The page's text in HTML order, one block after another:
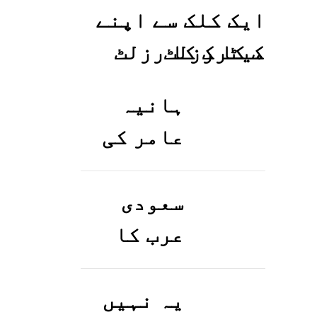
ایک کلک سے اپنے
میٹرک کا رزلٹ
ہانیہ
عامر کی
بہن ایشا
عامر کی
بولڈ
تصاویر
وائرل ہو
سعودی
عرب کا
ورک ویزا
کیسے
یہ نہیں